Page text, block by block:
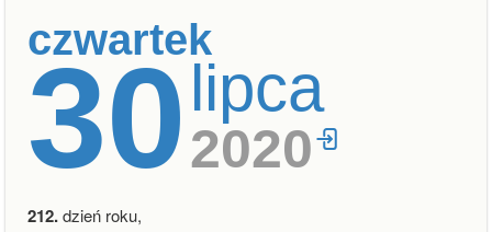
czwartek
30lipca
2020
212.dzień roku,